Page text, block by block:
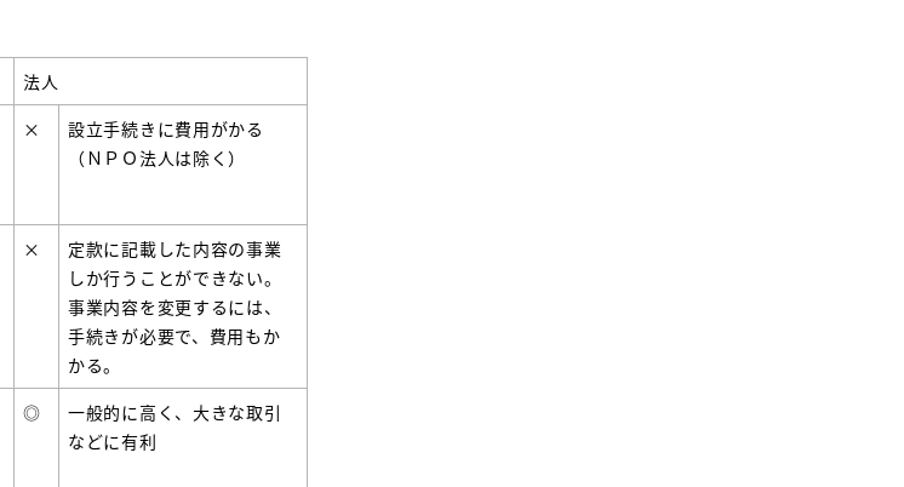
法人
×
設立手続きに費用がかる
（ＮＰＯ法人は除く）
×
定款に記載した内容の事業
しか行うことができない。
事業内容を変更するには、
手続きが必要で、費用もか
かる。
◎
一般的に高く、大きな取引
などに有利